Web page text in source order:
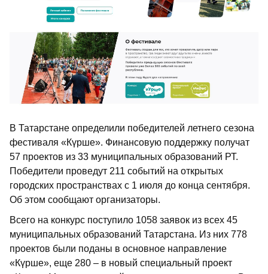
В Татарстане определили победителей летнего сезона
фестиваля «Күрше». Финансовую поддержку получат
57 проектов из 33 муниципальных образований РТ.
Победители проведут 211 событий на открытых
городских пространствах с 1 июля до конца сентября.
Об этом сообщают организаторы.
Всего на конкурс поступило 1058 заявок из всех 45
муниципальных образований Татарстана. Из них 778
проектов были поданы в основное направление
«Күрше», еще 280 – в новый специальный проект